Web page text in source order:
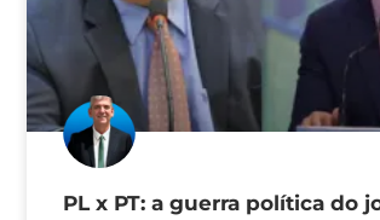
PL x PT: a guerra política do